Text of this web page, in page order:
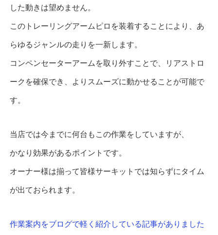
した動きは望めません。
このトレーリングアームピロを装着することにより、あ
らゆるジャンルの走りを一新します。
コンペンセーターアームを取り外すことで、リアストロ
ークを確保でき、よりスムーズに動かせることが可能で
す。
当店では今までに何台もこの作業をしていますが、
かなり効果があるポイントです。
オーナー様は揃って皆様サーキットでは知らずにタイム
が出ておられます。
作業案内をブログで軽く紹介している記事がありました